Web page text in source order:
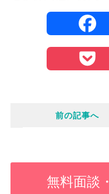
前の記事へ
無料面談